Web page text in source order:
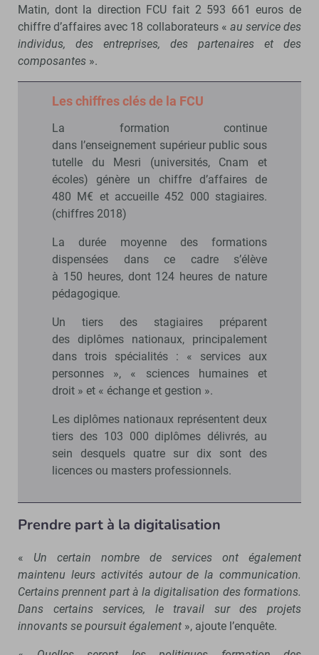
Matin, dont la direction FCU fait 2 593 661 euros de
chiffre d’affaires avec 18 collaborateurs « au service des
individus, des entreprises, des partenaires et des
composantes ».
Les chiffres clés de la FCU
La formation continue
dans l’enseignement supérieur public sous
tutelle du Mesri (universités, Cnam et
écoles) génère un chiffre d’affaires de
480 M€ et accueille 452 000 stagiaires.
(chiffres 2018)
La durée moyenne des formations
dispensées dans ce cadre s’élève
à 150 heures, dont 124 heures de nature
pédagogique.
Un tiers des stagiaires préparent
des diplômes nationaux, principalement
dans trois spécialités : « services aux
personnes », « sciences humaines et
droit » et « échange et gestion ».
Les diplômes nationaux représentent deux
tiers des 103 000 diplômes délivrés, au
sein desquels quatre sur dix sont des
licences ou masters professionnels.
Prendre part à la digitalisation
« Un certain nombre de services ont également
maintenu leurs activités autour de la communication.
Certains prennent part à la digitalisation des formations.
Dans certains services, le travail sur des projets
innovants se poursuit également », ajoute l’enquête.